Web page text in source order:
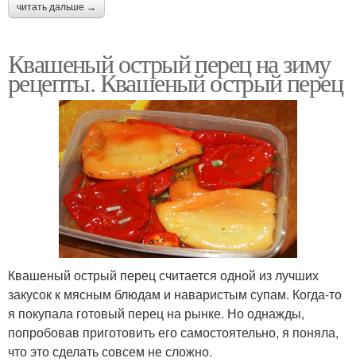
читать дальше →
Квашеный острый перец на зиму
рецепты. Квашеный острый перец
Квашеный острый перец считается одной из лучших
закусок к мясным блюдам и наваристым супам. Когда-то
я покупала готовый перец на рынке. Но однажды,
попробовав приготовить его самостоятельно, я поняла,
что это сделать совсем не сложно.